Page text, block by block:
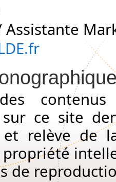
Assistante
des
sur ce site
et relève de
propriété
de